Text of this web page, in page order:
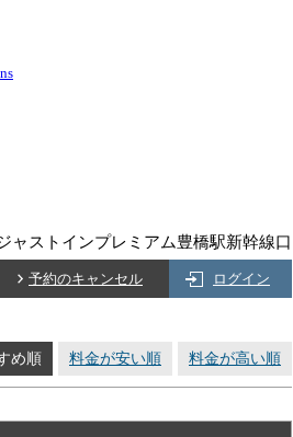
ャストインプレミアム豊橋駅新幹線口
予約のキャンセル ログイン
め順 料金が安い順 料金が高い順